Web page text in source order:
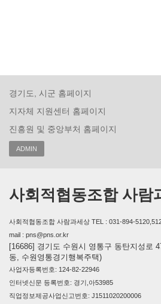
경기도, 시군 홈페이지
지자체 지원센터 홈페이지
진흥원 및 중앙부처 홈페이지
ADMIN
사회적협동조합 사람
사회적협동조합 사람과세상 TEL : 031-894-
mail : pns@pns.or.kr
[16686] 경기도 수원시 영통구 동탄지성로
동, 수원영통경기행복주택)
사업자등록번호: 124-82-22946
인터넷신문 등록번호: 경기,아53985
직업정보제공사업신고번호: J1511020200006